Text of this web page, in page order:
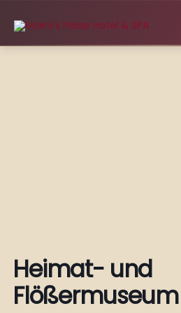
Inhalt
springen
Heimat- und